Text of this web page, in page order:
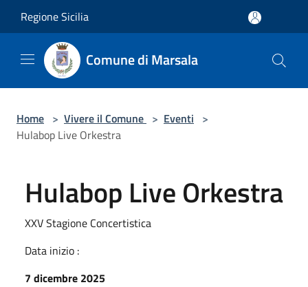
Regione Sicilia
Comune di Marsala
Home > Vivere il Comune > Eventi >
Hulabop Live Orkestra
Hulabop Live Orkestra
XXV Stagione Concertistica
Data inizio :
7 dicembre 2025